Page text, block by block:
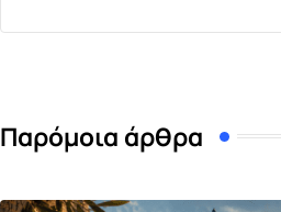
Παρόμοια άρθρα